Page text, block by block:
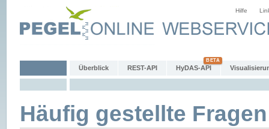
Hilfe
Überblick REST-API HyDAS-API
Häufig gestellte